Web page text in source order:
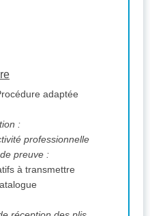
adaptée
:
professionnelle
preuve :
à transmettre